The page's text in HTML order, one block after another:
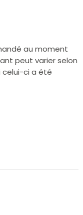
au moment
peut varier selon
celui-ci a été